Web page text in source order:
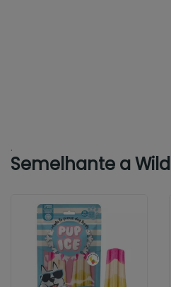
.
Semelhante a